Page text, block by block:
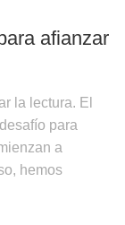
afianzar
la lectura. El
para
a
hemos